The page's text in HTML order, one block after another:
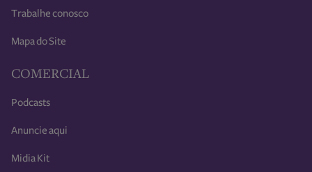
Trabalhe conosco
Mapa do Site
COMERCIAL
Podcasts
Anuncie aqui
Midia Kit